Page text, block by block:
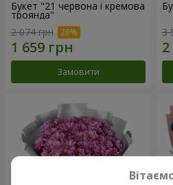
Букет "21 червона і кремова
троянда"
2 074 грн
Замовити
3